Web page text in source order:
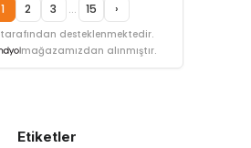
tarafından desteklenmektedir.
1 2 3 ... 15 ›
mağazamızdan alınmıştır.
Etiketler